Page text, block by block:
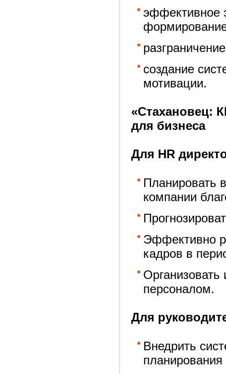
эффективное
создание
мотивации.
«Стахановец:
для бизнеса
Для HR
Планировать
компании
Эффективно
кадров в
Организовать
персоналом.
Для
Внедрить